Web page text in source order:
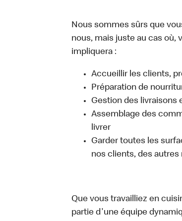
Nous sommes sûrs que
nous, mais juste au cas où,
impliquera :
Accueillir les clients,
Préparation de
Gestion des livraisons
Assemblage des
livrer
Garder toutes les
nos clients, des
Que vous travailliez en
partie d'une équipe